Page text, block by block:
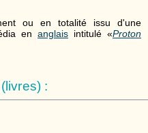
ou en totalité issu d'une
en anglais intitulé «Proton
: